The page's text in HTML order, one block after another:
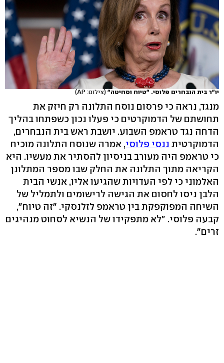
יו"ר בית הנבחרים פלוסי. "טיוח וסחיטה" (צילום: AP)
מנגד, נראה כי פרסום נוסח התלונה רק חיזק את
תחושתם של הדמוקרטים כי פעלו נכון כשפתחו בהליך
הדחה נגד טראמפ השבוע. יושבת ראש בית הנבחרים,
הדמוקרטית ננסי פלוסי, אמרה שנוסח התלונה מוכיח
כי טראמפ היה מעורב בניסיון להסתיר את מעשיו. היא
הקריאה מתוך התלונה את החלק שבו מספר המתלונן
האלמוני כי לפי העדויות שהגיעו אליו, אנשי הבית
הלבן ניסו לחסום את הגישה לרישומים ולתמליל של
השיחה המפוקפקת בין טראמפ לזלנסקי. "זה טיוח",
קבעה פלוסי. "לא מתפקידו של הנשיא לסחוט מנהיגים
זרים".